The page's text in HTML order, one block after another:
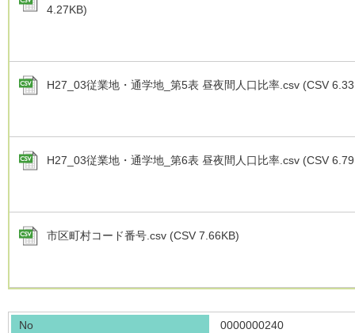
4.27KB)
H27_03従業地・通学地_第5表 昼夜間人口比率.csv (CSV
H27_03従業地・通学地_第6表 昼夜間人口比率.csv (CSV
市区町村コード番号.csv (CSV 7.66KB)
No
0000000240